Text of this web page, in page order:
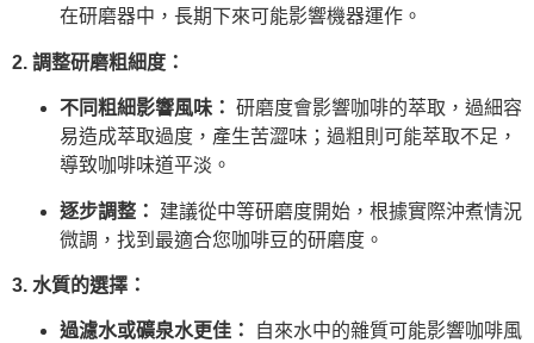
在研磨器中，長期下來可能影響機器運作。
2. 調整研磨粗細度：
不同粗細影響風味： 研磨度會影響咖啡的萃取，過細容
易造成萃取過度，產生苦澀味；過粗則可能萃取不足，
導致咖啡味道平淡。
逐步調整：
建議從中等研磨度開始，根據實際沖煮情況
微調，找到最適合您咖啡豆的研磨度。
3. 水質的選擇：
過濾水或礦泉水更佳：
自來水中的雜質可能影響咖啡風